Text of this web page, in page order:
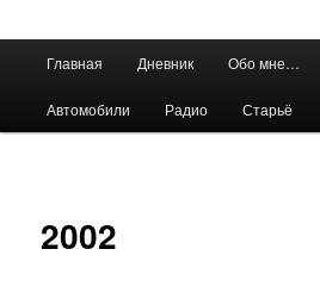
Главная Дневник Обо мне…
Автомобили Радио Старьё
2002